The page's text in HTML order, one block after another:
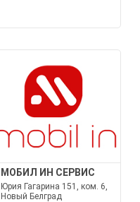
МОБИЛ ИН СЕРВИС
Юрия Гагарина 151, ком. 6,
Новый Белград